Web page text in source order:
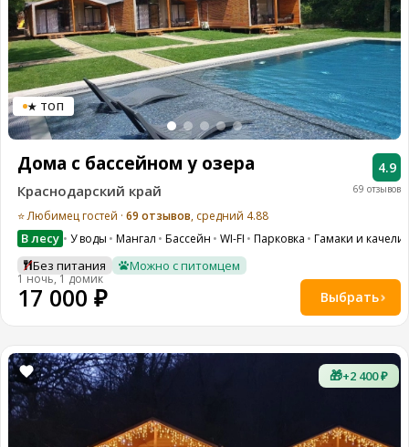
★ ТОП
69 отзывов
4.9
Дома с бассейном у озера
Краснодарский край
⭐ Любимец гостей · 69 отзывов, средний 4.88
В лесу У воды Мангал Бассейн WI-FI Парковка Гамаки и
Без питания Можно с питомцем
1 ночь, 1 домик
17 000 ₽ Выбрать
🎁+2 400 ₽